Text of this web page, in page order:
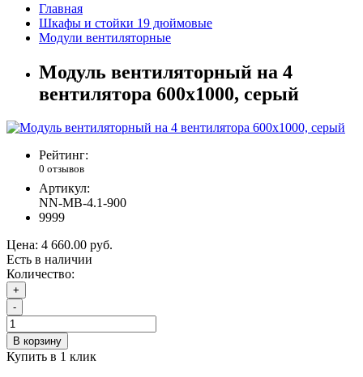
Главная
Шкафы и стойки 19 дюймовые
Модули вентиляторные
Модуль вентиляторный на 4
вентилятора 600х1000, серый
Рейтинг:
0 отзывов
Артикул:
NN-МВ-4.1-900
9999
Цена: 4 660.00 руб.
Есть в наличии
Количество:
+
-
В корзину
Купить в 1 клик